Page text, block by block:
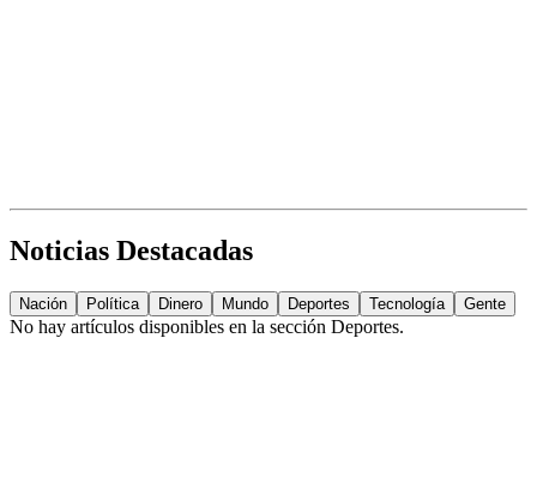
Noticias Destacadas
Nación Política Dinero Mundo Deportes Tecnología Gente
No hay artículos disponibles en la sección Deportes.